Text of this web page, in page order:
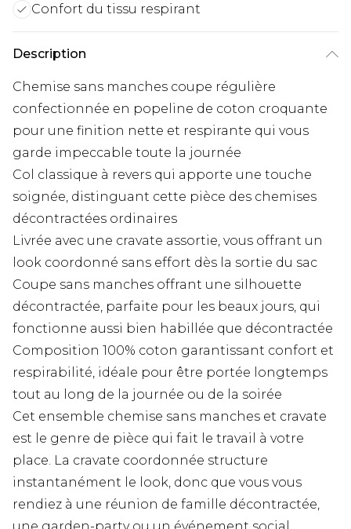
Confort du tissu respirant
Description
Chemise sans manches coupe régulière
confectionnée en popeline de coton croquante
pour une finition nette et respirante qui vous
garde impeccable toute la journée
Col classique à revers qui apporte une touche
soignée, distinguant cette pièce des chemises
décontractées ordinaires
Livrée avec une cravate assortie, vous offrant un
look coordonné sans effort dès la sortie du sac
Coupe sans manches offrant une silhouette
décontractée, parfaite pour les beaux jours, qui
fonctionne aussi bien habillée que décontractée
Composition 100% coton garantissant confort et
respirabilité, idéale pour être portée longtemps
tout au long de la journée ou de la soirée
Cet ensemble chemise sans manches et cravate
est le genre de pièce qui fait le travail à votre
place. La cravate coordonnée structure
instantanément le look, donc que vous vous
rendiez à une réunion de famille décontractée,